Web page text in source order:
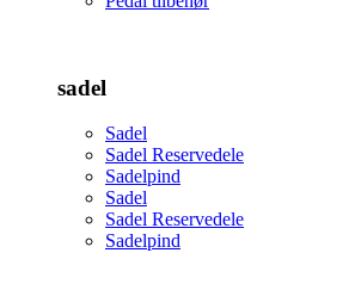
sadel
Sadel
Sadel Reservedele
Sadelpind
Sadel
Sadel Reservedele
Sadelpind